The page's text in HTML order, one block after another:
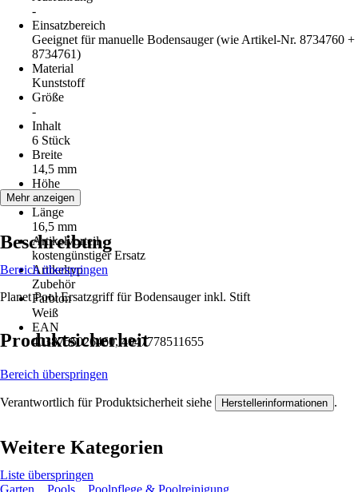
-
Einsatzbereich
Geeignet für manuelle Bodensauger (wie Artikel-Nr. 8734760 +
8734761)
Material
Kunststoff
Größe
-
Inhalt
6 Stück
Breite
14,5 mm
Höhe
9 mm
Länge
16,5 mm
Artikelvorteil
kostengünstiger Ersatz
Artikeltyp
Zubehör
Farbton
Weiß
EAN
4038755026460, 4047778511655
Mehr anzeigen
Beschreibung
Bereich überspringen
Planet Pool Ersatzgriff für Bodensauger inkl. Stift
Produktsicherheit
Bereich überspringen
Verantwortlich für Produktsicherheit siehe Herstellerinformationen .
Weitere Kategorien
Liste überspringen
Garten
Pools
Poolpflege & Poolreinigung